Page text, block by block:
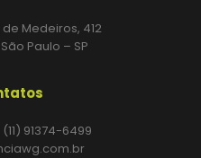
Medeiros, 412
Paulo – SP
91374-6499